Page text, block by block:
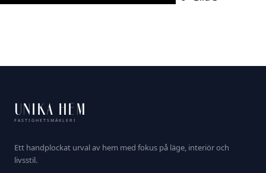
UNIKA HEM
FASTIGHETSMÄKLERI
Ett handplockat urval av hem med fokus på läge, interiör och
livsstil.